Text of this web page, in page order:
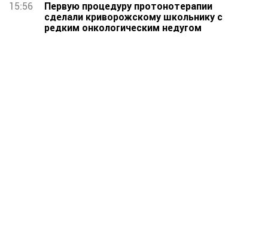
15:56
Первую процедуру протонотерапии
сделали криворожскому школьнику с
редким онкологическим недугом